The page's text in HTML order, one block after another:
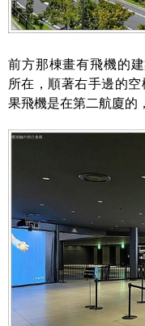
前方那棟畫有飛機的
所在，順著右手邊的
果飛機是在第二航廈的